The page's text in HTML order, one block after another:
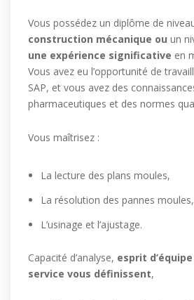
Vous possédez un diplôme de
construction mécanique ou un
une expérience significative en
Vous avez eu l’opportunité de
SAP, et vous avez des
pharmaceutiques et des normes
Vous maîtrisez :
La lecture des plans moules,
La résolution des pannes moules,
L’usinage et l’ajustage.
Capacité d’analyse, esprit
service vous définissent,